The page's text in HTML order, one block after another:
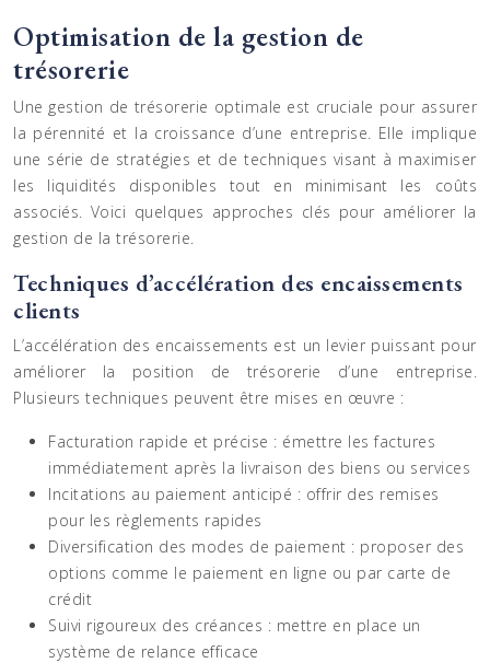
Optimisation de la gestion de
trésorerie
Une gestion de trésorerie optimale est cruciale pour assurer
la pérennité et la croissance d’une entreprise. Elle implique
une série de stratégies et de techniques visant à maximiser
les liquidités disponibles tout en minimisant les coûts
associés. Voici quelques approches clés pour améliorer la
gestion de la trésorerie.
Techniques d’accélération des encaissements
clients
L’accélération des encaissements est un levier puissant pour
améliorer la position de trésorerie d’une entreprise.
Plusieurs techniques peuvent être mises en œuvre :
Facturation rapide et précise : émettre les factures
immédiatement après la livraison des biens ou services
Incitations au paiement anticipé : offrir des remises
pour les règlements rapides
Diversification des modes de paiement : proposer des
options comme le paiement en ligne ou par carte de
crédit
Suivi rigoureux des créances : mettre en place un
système de relance efficace